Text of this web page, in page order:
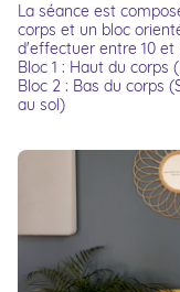
La séance est
corps et un bloc
d'effectuer entre 10 et
Bloc 1 : Haut du
Bloc 2 : Bas du corps
au sol)